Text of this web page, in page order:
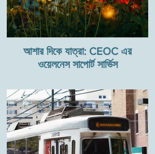
আশার দিকে যাত্রা: CEOC এর
ওয়েলনেস সাপোর্ট সার্ভিস